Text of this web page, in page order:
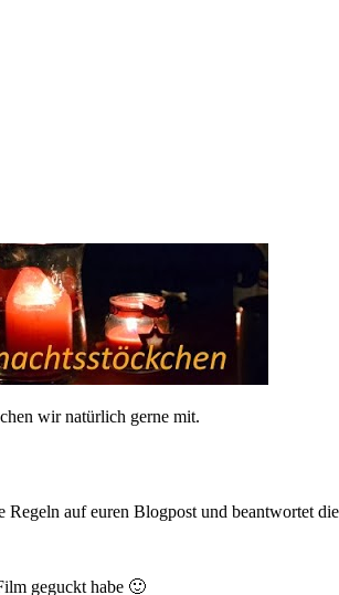
wir natürlich gerne mit.
auf euren Blogpost und beantwortet
geguckt habe 🙂